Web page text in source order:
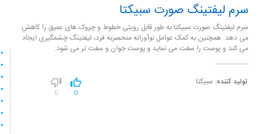
سرم لیفتینگ صورت سبیکتا
سرم لیفتینگ صورت سبیکتا به طور قابل رویتی خطوط و چروک های عمیق را کاهش
می دهد. همچنین به کمک عوامل نوآورانه منحصربه فرد، لیفتینگ چشمگیری ایجاد
می کند و پوست را سفت می نماید و پوست جوان و سفت تر می شود.
تولید کننده: سبیکتا
0
0